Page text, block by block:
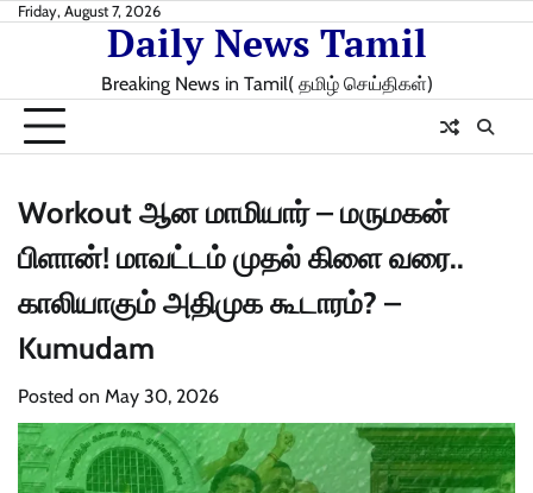
SkipFriday, August 7, 2026
Daily News Tamil
Breaking News in Tamil( தமிழ் செய்திகள்)
Workout ஆன மாமியார் – மருமகன்
பிளான்! மாவட்டம் முதல் கிளை வரை..
காலியாகும் அதிமுக கூடாரம்? –
Kumudam
Posted on May 30, 2026